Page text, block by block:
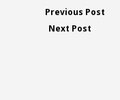
Previous Post
Next Post